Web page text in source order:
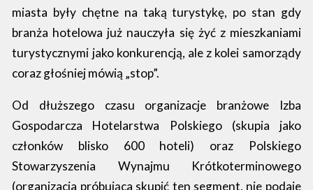
miasta były chętne na taką turystykę, po stan gdy
branża hotelowa już nauczyła się żyć z mieszkaniami
turystycznymi jako konkurencją, ale z kolei samorządy
coraz głośniej mówią „stop”.
Od dłuższego czasu organizacje branżowe Izba
Gospodarcza Hotelarstwa Polskiego (skupia jako
członków blisko 600 hoteli) oraz Polskiego
Stowarzyszenia Wynajmu Krótkoterminowego
(organizacja próbująca skupić ten segment, nie podaje